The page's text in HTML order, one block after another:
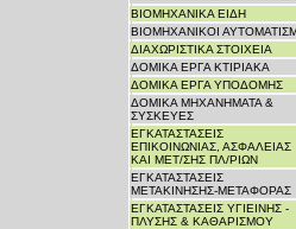
ΒΙΟΜΗΧΑΝΙΚΑ ΕΙΔΗ
ΒΙΟΜΗΧΑΝΙΚΟΙ
ΔΙΑΧΩΡΙΣΤΙΚΑ ΣΤΟΙΧΕΙΑ
ΔΟΜΙΚΑ ΕΡΓΑ ΚΤΙΡΙΑΚΑ
ΔΟΜΙΚΑ ΕΡΓΑ ΥΠΟΔΟΜΗΣ
ΔΟΜΙΚΑ ΜΗΧΑΝΗΜΑΤΑ &
ΣΥΣΚΕΥΕΣ
ΕΓΚΑΤΑΣΤΑΣΕΙΣ
ΕΠΙΚΟΙΝΩΝΙΑΣ, ΑΣΦΑΛΕΙΑΣ
ΚΑΙ ΜΕΤ/ΣΗΣ ΠΛ/ΡΙΩΝ
ΕΓΚΑΤΑΣΤΑΣΕΙΣ
ΜΕΤΑΚΙΝΗΣΗΣ-ΜΕΤΑΦΟΡΑΣ
ΕΓΚΑΤΑΣΤΑΣΕΙΣ ΥΓΙΕΙΝΗΣ -
ΠΛΥΣΗΣ & ΚΑΘΑΡΙΣΜΟΥ